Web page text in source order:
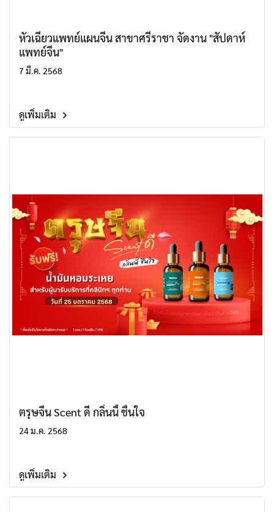
หัวเฉียวแพทย์แผนจีน สาขาศรีราชา จัดงาน "สัปดาห์
แพทย์จีน"
7 มี.ค. 2568
ดูเพิ่มเติม
ตรุษจีน Scent ดี กลิ่นนี้ ชื่นใจ
24 ม.ค. 2568
ดูเพิ่มเติม